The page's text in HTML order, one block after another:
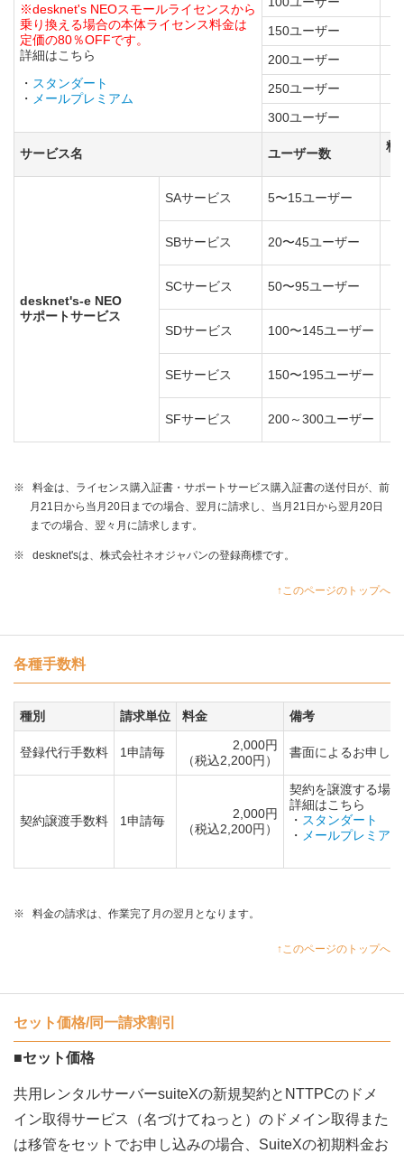
※desknet's NEOスモールライセンスから
乗り換える場合の本体ライセンス料金は
定価の80％OFFです。
詳細はこちら
・ スタンダート
・ メールプレミアム
150ユーザー
200ユーザー
250ユーザー
300ユーザー
サービス名 ユーザー数
料
desknet's-e NEO
サポートサービス
SAサービス 5〜15ユーザー
SBサービス 20〜45ユーザー
SCサービス 50〜95ユーザー
SDサービス 100〜145ユーザー
SEサービス 150〜195ユーザー
SFサービス 200～300ユーザー
※
料金は、ライセンス購入証書・サポートサービス購入証書の送付日が、前
月21日から当月20日までの場合、翌月に請求し、当月21日から翌月20日
までの場合、翌々月に請求します。
※ desknet'sは、株式会社ネオジャパンの登録商標です。
↑このページのトップへ
各種手数料
種別 請求単位 料金 備考
登録代行手数料 1申請毎
2,000円
（税込2,200円）
書面によるお申し
契約譲渡手数料 1申請毎
2,000円
（税込2,200円）
契約を譲渡する場
詳細はこちら
・ スタンダート
・ メールプレミアム
※ 料金の請求は、作業完了月の翌月となります。
↑このページのトップへ
セット価格/同一請求割引
■セット価格
共用レンタルサーバーsuiteXの新規契約とNTTPCのドメ
イン取得サービス（名づけてねっと）のドメイン取得また
は移管をセットでお申し込みの場合、SuiteXの初期料金お